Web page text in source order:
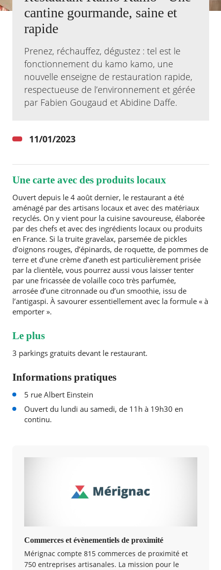
Actualités
Kiosque
Espace de services en ligne
Instagram
YoutubeLinkedin
RECHERCHER ...
cantine gourmande, saine et
rapide
Prenez, réchauffez, dégustez : tel est le
fonctionnement du kamo kamo, une
nouvelle enseigne de restauration rapide,
respectueuse de l’environnement et gérée
par Fabien Gougaud et Abidine Daffe.
11/01/2023
Une carte avec des produits locaux
Ouvert depuis le 4 août dernier, le restaurant a été
aménagé par des artisans locaux et avec des matériaux
recyclés. On y vient pour la cuisine savoureuse, élaborée
par des chefs et avec des ingrédients locaux ou produits
en France. Si la truite gravelax, parsemée de pickles
d’oignons rouges, d’épinards, de roquette, de pommes de
terre et d’une crème d’aneth est particulièrement prisée
par la clientèle, vous pourrez aussi vous laisser tenter
par une fricassée de volaille coco très parfumée,
arrosée d’une citronnade ou d’un smoothie, issu de
l’antigaspi. À savourer essentiellement avec la formule « à
emporter ».
Le plus
3 parkings gratuits devant le restaurant.
Informations pratiques
5 rue Albert Einstein
Ouvert du lundi au samedi, de 11h à 19h30 en
continu.
Commerces et évènementiels de proximité
Mérignac compte 815 commerces de proximité et
750 entreprises artisanales. La mission pour le